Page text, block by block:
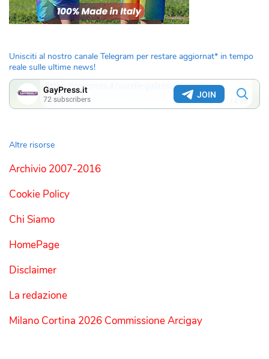
Unisciti al nostro canale Telegram per restare aggiornat* in tempo
reale sulle ultime news!
Altre risorse
Archivio 2007-2016
Cookie Policy
Chi Siamo
HomePage
Disclaimer
La redazione
Milano Cortina 2026 Commissione Arcigay